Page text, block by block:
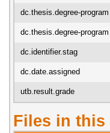
dc.thesis.degree-program
dc.thesis.degree-program
dc.identifier.stag
dc.date.assigned
utb.result.grade
Files in this